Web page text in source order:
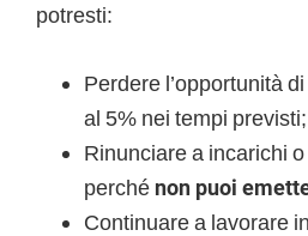
potresti:
Perdere l’opportunità
al 5% nei tempi previsti;
Rinunciare a incarichi
perché non puoi
Continuare a lavorare